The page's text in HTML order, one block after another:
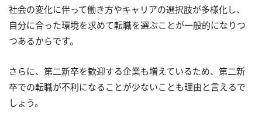
社会の変化に伴って働き方やキャリアの選択肢が多様化し、
自分に合った環境を求めて転職を選ぶことが一般的になりつ
つあるからです。
さらに、第二新卒を歓迎する企業も増えているため、第二新
卒での転職が不利になることが少ないことも理由と言えるで
しょう。